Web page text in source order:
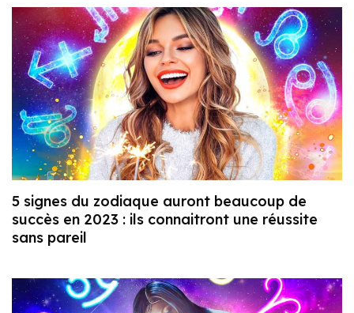
5 signes du zodiaque auront beaucoup de
succès en 2023 : ils connaitront une réussite
sans pareil